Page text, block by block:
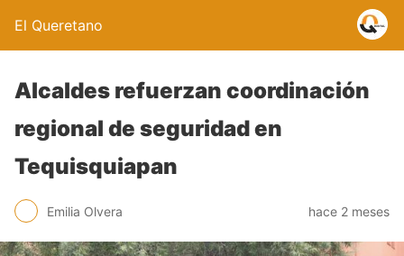
El Queretano
Alcaldes refuerzan coordinación
regional de seguridad en
Tequisquiapan
Emilia Olvera hace 2 meses